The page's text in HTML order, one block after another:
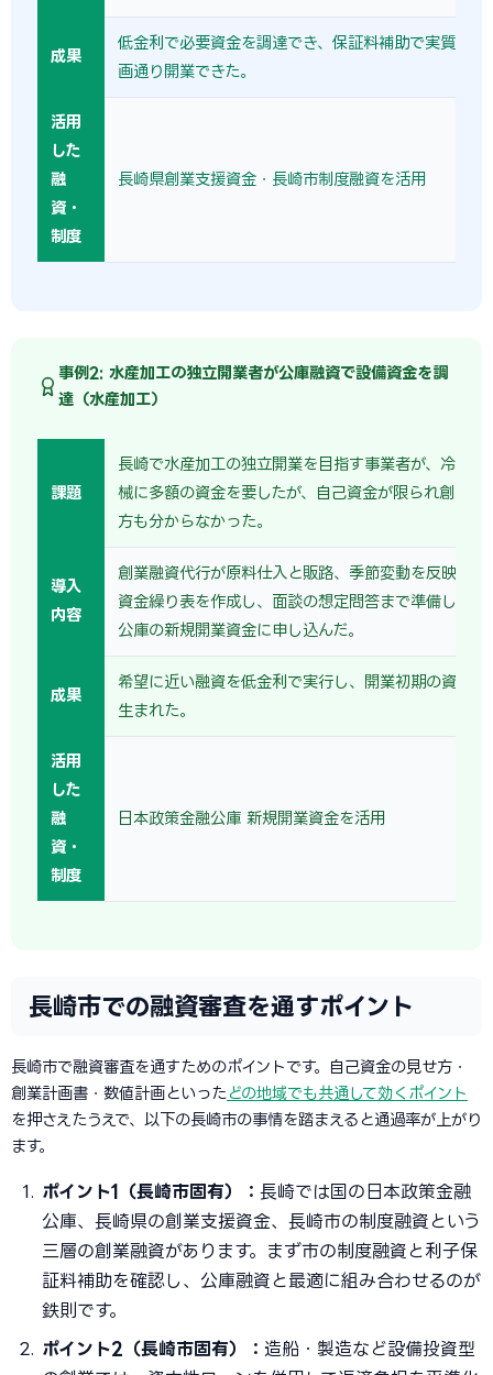
成果
低金利で必要資金を調達でき、保証料補助で実質負担
画通り開業できた。
活用
した
融
資・
制度
長崎県創業支援資金・長崎市制度融資を活用
事例2: 水産加工の独立開業者が公庫融資で設備資金を調
達（水産加工）
課題
長崎で水産加工の独立開業を目指す事業者が、冷凍設
械に多額の資金を要したが、自己資金が限られ創業計
方も分からなかった。
導入
内容
創業融資代行が原料仕入と販路、季節変動を反映した
資金繰り表を作成し、面談の想定問答まで準備して日
公庫の新規開業資金に申し込んだ。
成果
希望に近い融資を低金利で実行し、開業初期の資金繰
生まれた。
活用
した
融
資・
制度
日本政策金融公庫 新規開業資金を活用
長崎市での融資審査を通すポイント
長崎市で融資審査を通すためのポイントです。自己資金の見せ方・
創業計画書・数値計画といった どの地域でも共通して効くポイント
を押さえたうえで、以下の長崎市の事情を踏まえると通過率が上がり
ます。
ポイント1（長崎市固有）： 長崎では国の日本政策金融
公庫、長崎県の創業支援資金、長崎市の制度融資という
三層の創業融資があります。まず市の制度融資と利子保
証料補助を確認し、公庫融資と最適に組み合わせるのが
鉄則です。
ポイント2（長崎市固有）： 造船・製造など設備投資型